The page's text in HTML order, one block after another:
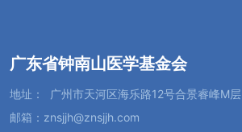
广东省钟南山医学基金会
地址：
广州市天河区海乐路12号合景睿峰M层
邮箱：znsjjh@znsjjh.com